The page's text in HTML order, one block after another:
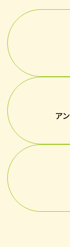
ア